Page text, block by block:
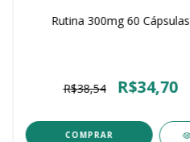
Rutina 300mg 60 Cápsulas
R$38,54 R$34,70